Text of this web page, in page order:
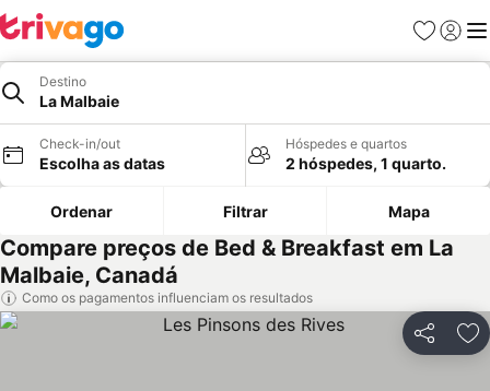
Favoritos
Iniciar
Destino
La Malbaie
Check-in/out
Escolha as datas
Hóspedes e quartos
2 hóspedes, 1 quarto.
Ordenar Filtrar Mapa
Compare preços de Bed & Breakfast em La
Malbaie, Canadá
Como os pagamentos influenciam os resultados
Partilhar